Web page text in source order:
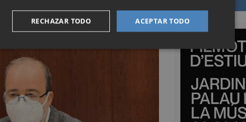
ACEPTAR TODO
RECHAZAR TODO